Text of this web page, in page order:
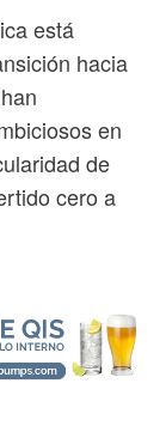
está
hacia
en
de
cero a